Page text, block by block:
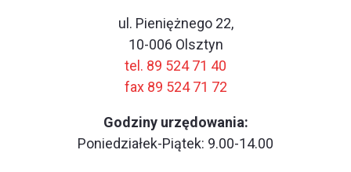
ul. Pieniężnego 22,
10-006 Olsztyn
tel. 89 524 71 40
fax 89 524 71 72
Godziny urzędowania:
Poniedziałek-Piątek: 9.00-14.00